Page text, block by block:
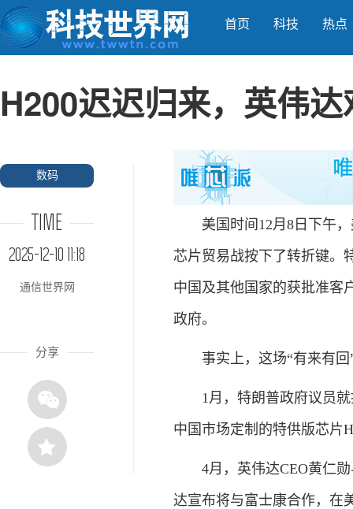
首页 科技 热点
H200迟迟归来，英伟
数码
TIME
2025-12-10 11:18
通信世界网
分享
美国时间12月8日下午
芯片贸易战按下了转折键。
中国及其他国家的获批准客
政府。
事实上，这场“有来有
1月，特朗普政府议员
中国市场定制的特供版芯片
4月，英伟达CEO黄仁
达宣布将与富士康合作，在